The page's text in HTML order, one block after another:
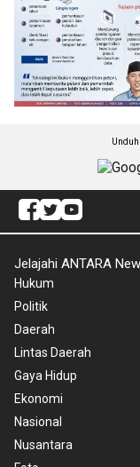
Jelajahi ANTARA
Hukum
Politik
Daerah
Lintas Daerah
Gaya Hidup
Ekonomi
Nasional
Nusantara